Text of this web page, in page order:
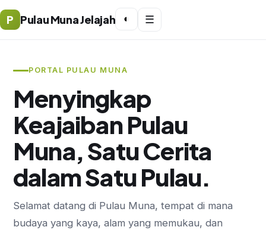
P Pulau Muna Jelajah ◐ ☰
PORTAL PULAU MUNA
Menyingkap
Keajaiban Pulau
Muna, Satu Cerita
dalam Satu Pulau.
Selamat datang di Pulau Muna, tempat di mana
budaya yang kaya, alam yang memukau, dan